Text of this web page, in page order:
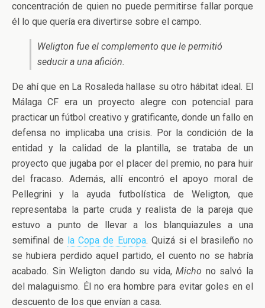
concentración de quien no puede permitirse fallar porque
él lo que quería era divertirse sobre el campo.
Weligton fue el complemento que le permitió
seducir a una afición.
De ahí que en La Rosaleda hallase su otro hábitat ideal. El
Málaga CF era un proyecto alegre con potencial para
practicar un fútbol creativo y gratificante, donde un fallo en
defensa no implicaba una crisis. Por la condición de la
entidad y la calidad de la plantilla, se trataba de un
proyecto que jugaba por el placer del premio, no para huir
del fracaso. Además, allí encontró el apoyo moral de
Pellegrini y la ayuda futbolística de Weligton, que
representaba la parte cruda y realista de la pareja que
estuvo a punto de llevar a los blanquiazules a una
semifinal de la Copa de Europa. Quizá si el brasileño no
se hubiera perdido aquel partido, el cuento no se habría
acabado. Sin Weligton dando su vida,Micho no salvó la
del malaguismo. Él no era hombre para evitar goles en el
descuento de los que envían a casa.